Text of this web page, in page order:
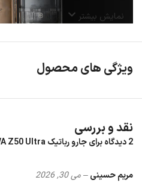
نمایش بیشتر
ویژگی های محصول
نقد و بررسی
2 دیدگاه برای جارو رباتیک MOVA Z50 Ultra
مریم حسینی–می 30, 2026